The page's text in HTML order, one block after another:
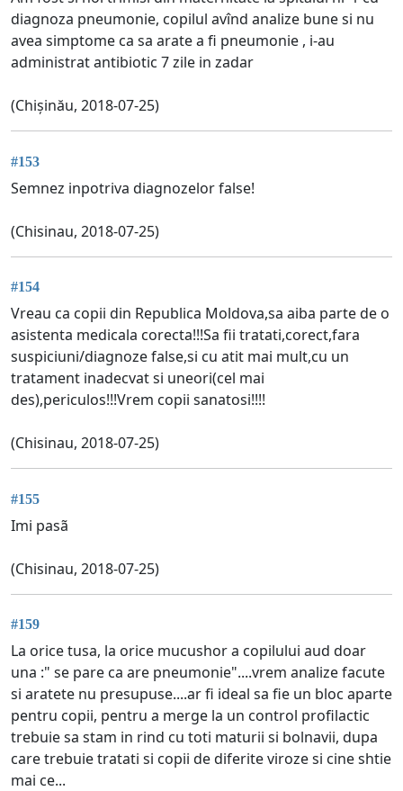
diagnoza pneumonie, copilul avînd analize bune si nu
avea simptome ca sa arate a fi pneumonie , i-au
administrat antibiotic 7 zile in zadar
(Chișinău, 2018-07-25)
#153
Semnez inpotriva diagnozelor false!
(Chisinau, 2018-07-25)
#154
Vreau ca copii din Republica Moldova,sa aiba parte de o
asistenta medicala corecta!!!Sa fii tratati,corect,fara
suspiciuni/diagnoze false,si cu atit mai mult,cu un
tratament inadecvat si uneori(cel mai
des),periculos!!!Vrem copii sanatosi!!!!
(Chisinau, 2018-07-25)
#155
Imi pasã
(Chisinau, 2018-07-25)
#159
La orice tusa, la orice mucushor a copilului aud doar
una :" se pare ca are pneumonie"....vrem analize facute
si aratete nu presupuse....ar fi ideal sa fie un bloc aparte
pentru copii, pentru a merge la un control profilactic
trebuie sa stam in rind cu toti maturii si bolnavii, dupa
care trebuie tratati si copii de diferite viroze si cine shtie
mai ce...